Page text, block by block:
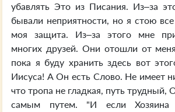
убавлять Это из Писания. Из–за
бывали неприятности, но я стою
моя защита. Из–за этого мне
многих друзей. Они отошли от
пока я буду хранить здесь вот
Иисуса! А Он есть Слово. Не имеет
что тропа не гладкая, путь
самым путем. "И если Хозяина